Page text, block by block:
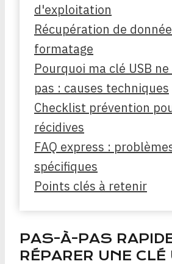
d'exploitation
Récupération de
formatage
Pourquoi ma clé USB
pas : causes techniques
Checklist prévention
récidives
FAQ express :
spécifiques
Points clés à retenir
PAS-À-PAS
RÉPARER UNE CLÉ